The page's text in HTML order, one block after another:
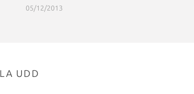
05/12/2013
UDD